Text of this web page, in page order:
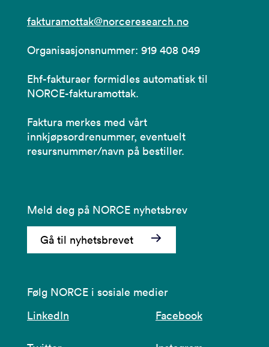
fakturamottak@norceresearch.no
Organisasjonsnummer: 919 408 049
Ehf-fakturaer formidles automatisk til
NORCE-fakturamottak.
Faktura merkes med vårt
innkjøpsordrenummer, eventuelt
resursnummer/navn på bestiller.
Meld deg på NORCE nyhetsbrev
Gå til nyhetsbrevet
Følg NORCE i sosiale medier
LinkedIn
Facebook